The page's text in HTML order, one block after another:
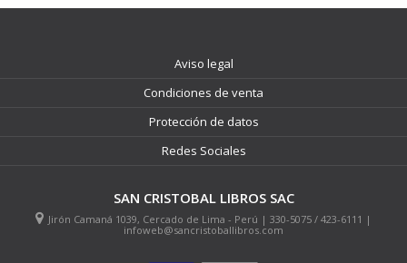
Aviso legal
Condiciones de venta
Protección de datos
Redes Sociales
SAN CRISTOBAL LIBROS SAC
Jirón Camaná 1039, Cercado de Lima - Perú | 330-5075 / 423-6111 |
infoweb@sancristoballibros.com